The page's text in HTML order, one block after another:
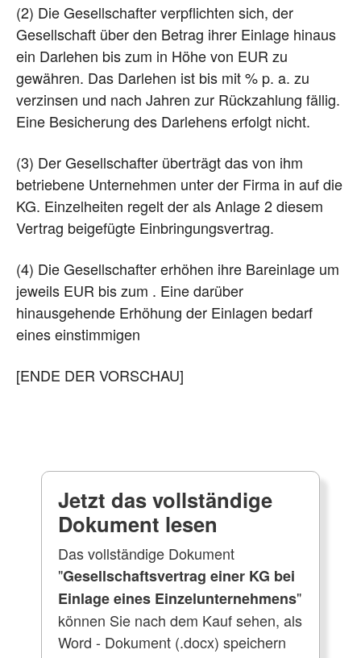
(2) Die Gesellschafter verpflichten sich, der
Gesellschaft über den Betrag ihrer Einlage hinaus
ein Darlehen bis zum in Höhe von EUR zu
gewähren. Das Darlehen ist bis mit % p. a. zu
verzinsen und nach Jahren zur Rückzahlung fällig.
Eine Besicherung des Darlehens erfolgt nicht.
(3) Der Gesellschafter überträgt das von ihm
betriebene Unternehmen unter der Firma in auf die
KG. Einzelheiten regelt der als Anlage 2 diesem
Vertrag beigefügte Einbringungsvertrag.
(4) Die Gesellschafter erhöhen ihre Bareinlage um
jeweils EUR bis zum . Eine darüber
hinausgehende Erhöhung der Einlagen bedarf
eines einstimmigen
[ENDE DER VORSCHAU]
Jetzt das vollständige
Dokument lesen
Das vollständige Dokument
"Gesellschaftsvertrag einer KG bei
Einlage eines Einzelunternehmens"
können Sie nach dem Kauf sehen, als
Word - Dokument (.docx) speichern